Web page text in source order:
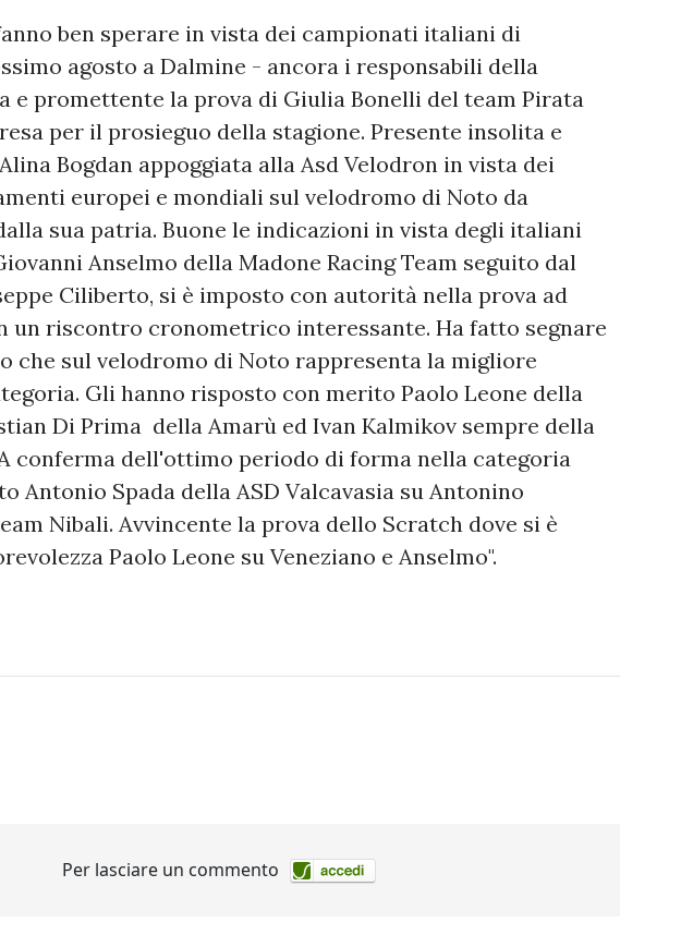
ben sperare in vista dei campionati italiani di
agosto a Dalmine - ancora i responsabili della
e promettente la prova di Giulia Bonelli del team Pirata
per il prosieguo della stagione. Presente insolita e
Bogdan appoggiata alla Asd Velodron in vista dei
europei e mondiali sul velodromo di Noto da
sua patria. Buone le indicazioni in vista degli italiani
Anselmo della Madone Racing Team seguito dal
Ciliberto, si è imposto con autorità nella prova ad
un riscontro cronometrico interessante. Ha fatto segnare
che sul velodromo di Noto rappresenta la migliore
Gli hanno risposto con merito Paolo Leone della
Di Prima della Amarù ed Ivan Kalmikov sempre della
conferma dell'ottimo periodo di forma nella categoria
Antonio Spada della ASD Valcavasia su Antonino
Nibali. Avvincente la prova dello Scratch dove si è
Paolo Leone su Veneziano e Anselmo".